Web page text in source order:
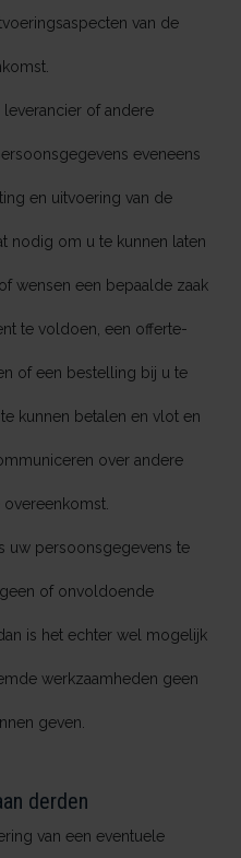
van de
of andere
eveneens
en uitvoering van de
nodig om u te kunnen laten
wensen een bepaalde zaak
te voldoen, een offerte-
of een bestelling bij u te
kunnen betalen en vlot en
over andere
uw persoonsgegevens te
of onvoldoende
is het echter wel mogelijk
werkzaamheden geen
geven.
derden
van een eventuele